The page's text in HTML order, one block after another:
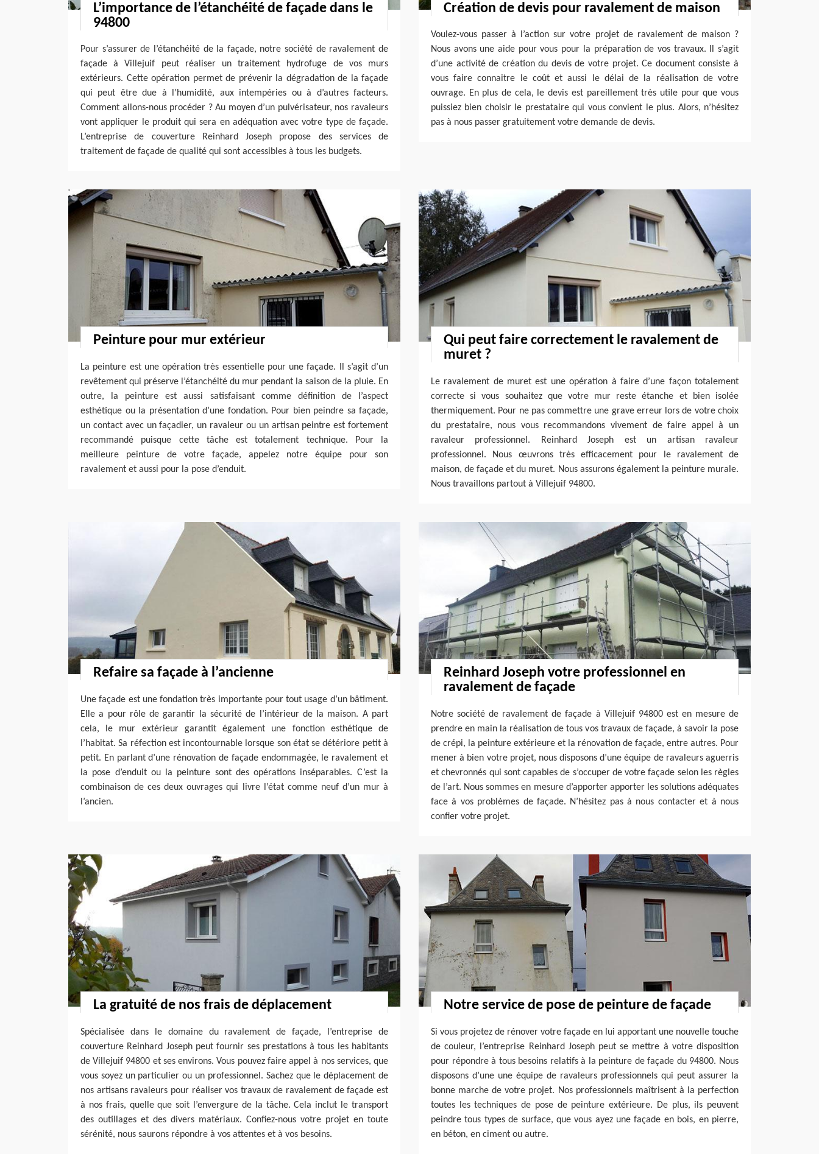
L’importance de l’étanchéité de façade dans le
94800
Pour s’assurer de l’étanchéité de la façade, notre société de ravalement de
façade à Villejuif peut réaliser un traitement hydrofuge de vos murs
extérieurs. Cette opération permet de prévenir la dégradation de la façade
qui peut être due à l’humidité, aux intempéries ou à d’autres facteurs.
Comment allons-nous procéder ? Au moyen d’un pulvérisateur, nos ravaleurs
vont appliquer le produit qui sera en adéquation avec votre type de façade.
L’entreprise de couverture Reinhard Joseph propose des services de
traitement de façade de qualité qui sont accessibles à tous les budgets.
Création de devis pour ravalement de maison
Voulez-vous passer à l’action sur votre projet de ravalement de maison ?
Nous avons une aide pour vous pour la préparation de vos travaux. Il s’agit
d’une activité de création du devis de votre projet. Ce document consiste à
vous faire connaitre le coût et aussi le délai de la réalisation de votre
ouvrage. En plus de cela, le devis est pareillement très utile pour que vous
puissiez bien choisir le prestataire qui vous convient le plus. Alors, n’hésitez
pas à nous passer gratuitement votre demande de devis.
Peinture pour mur extérieur
La peinture est une opération très essentielle pour une façade. Il s’agit d’un
revêtement qui préserve l’étanchéité du mur pendant la saison de la pluie. En
outre, la peinture est aussi satisfaisant comme définition de l’aspect
esthétique ou la présentation d’une fondation. Pour bien peindre sa façade,
un contact avec un façadier, un ravaleur ou un artisan peintre est fortement
recommandé puisque cette tâche est totalement technique. Pour la
meilleure peinture de votre façade, appelez notre équipe pour son
ravalement et aussi pour la pose d’enduit.
Qui peut faire correctement le ravalement de
muret ?
Le ravalement de muret est une opération à faire d’une façon totalement
correcte si vous souhaitez que votre mur reste étanche et bien isolée
thermiquement. Pour ne pas commettre une grave erreur lors de votre choix
du prestataire, nous vous recommandons vivement de faire appel à un
ravaleur professionnel. Reinhard Joseph est un artisan ravaleur
professionnel. Nous œuvrons très efficacement pour le ravalement de
maison, de façade et du muret. Nous assurons également la peinture murale.
Nous travaillons partout à Villejuif 94800.
Refaire sa façade à l’ancienne
Une façade est une fondation très importante pour tout usage d’un bâtiment.
Elle a pour rôle de garantir la sécurité de l’intérieur de la maison. A part
cela, le mur extérieur garantit également une fonction esthétique de
l’habitat. Sa réfection est incontournable lorsque son état se détériore petit à
petit. En parlant d’une rénovation de façade endommagée, le ravalement et
la pose d’enduit ou la peinture sont des opérations inséparables. C’est la
combinaison de ces deux ouvrages qui livre l’état comme neuf d’un mur à
l’ancien.
Reinhard Joseph votre professionnel en
ravalement de façade
Notre société de ravalement de façade à Villejuif 94800 est en mesure de
prendre en main la réalisation de tous vos travaux de façade, à savoir la pose
de crépi, la peinture extérieure et la rénovation de façade, entre autres. Pour
mener à bien votre projet, nous disposons d’une équipe de ravaleurs aguerris
et chevronnés qui sont capables de s’occuper de votre façade selon les règles
de l’art. Nous sommes en mesure d’apporter apporter les solutions adéquates
face à vos problèmes de façade. N’hésitez pas à nous contacter et à nous
confier votre projet.
La gratuité de nos frais de déplacement
Spécialisée dans le domaine du ravalement de façade, l’entreprise de
couverture Reinhard Joseph peut fournir ses prestations à tous les habitants
de Villejuif 94800 et ses environs. Vous pouvez faire appel à nos services, que
vous soyez un particulier ou un professionnel. Sachez que le déplacement de
nos artisans ravaleurs pour réaliser vos travaux de ravalement de façade est
à nos frais, quelle que soit l’envergure de la tâche. Cela inclut le transport
des outillages et des divers matériaux. Confiez-nous votre projet en toute
sérénité, nous saurons répondre à vos attentes et à vos besoins.
Notre service de pose de peinture de façade
Si vous projetez de rénover votre façade en lui apportant une nouvelle touche
de couleur, l’entreprise Reinhard Joseph peut se mettre à votre disposition
pour répondre à tous besoins relatifs à la peinture de façade du 94800. Nous
disposons d’une une équipe de ravaleurs professionnels qui peut assurer la
bonne marche de votre projet. Nos professionnels maîtrisent à la perfection
toutes les techniques de pose de peinture extérieure. De plus, ils peuvent
peindre tous types de surface, que vous ayez une façade en bois, en pierre,
en béton, en ciment ou autre.